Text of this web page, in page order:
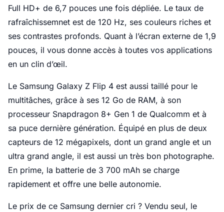
Full HD+ de 6,7 pouces une fois dépliée. Le taux de
rafraîchissemnet est de 120 Hz, ses couleurs riches et
ses contrastes profonds. Quant à l’écran externe de 1,9
pouces, il vous donne accès à toutes vos applications
en un clin d’œil.
Le Samsung Galaxy Z Flip 4 est aussi taillé pour le
multitâches, grâce à ses 12 Go de RAM, à son
processeur Snapdragon 8+ Gen 1 de Qualcomm et à
sa puce dernière génération. Équipé en plus de deux
capteurs de 12 mégapixels, dont un grand angle et un
ultra grand angle, il est aussi un très bon photographe.
En prime, la batterie de 3 700 mAh se charge
rapidement et offre une belle autonomie.
Le prix de ce Samsung dernier cri ? Vendu seul, le